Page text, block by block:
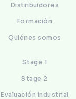
Distribuidores
Formación
Quiénes somos
Stage 1
Stage 2
Evaluación industrial